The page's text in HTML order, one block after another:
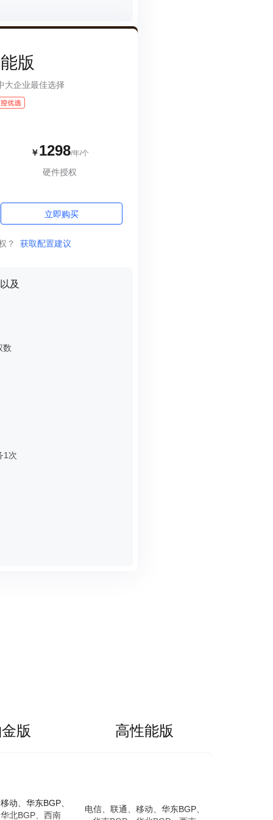
版
大企业最佳选择
￥1298/年/个
硬件授权
立即购买
？ 获取配置建议
及
数
1次
版 高性能版
动、华东BGP、
北BGP、西南
电信、联通、移动、华东BGP、